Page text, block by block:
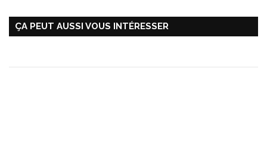
ÇA PEUT AUSSI VOUS INTÉRESSER